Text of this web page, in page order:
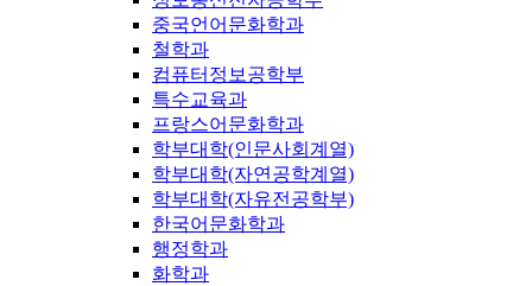
중국언어문화학과
철학과
컴퓨터정보공학부
특수교육과
프랑스어문화학과
학부대학(인문사회계열)
학부대학(자연공학계열)
학부대학(자유전공학부)
한국어문화학과
행정학과
화학과